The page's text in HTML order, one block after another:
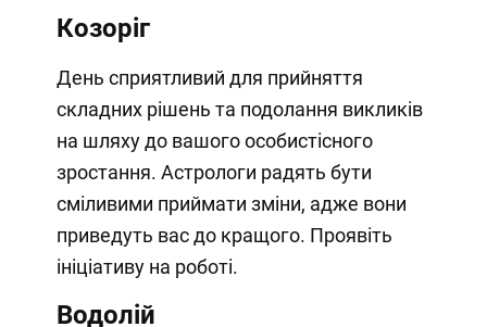
Козоріг
День сприятливий для прийняття
складних рішень та подолання викликів
на шляху до вашого особистісного
зростання. Астрологи радять бути
сміливими приймати зміни, адже вони
приведуть вас до кращого. Проявіть
ініціативу на роботі.
Водолій